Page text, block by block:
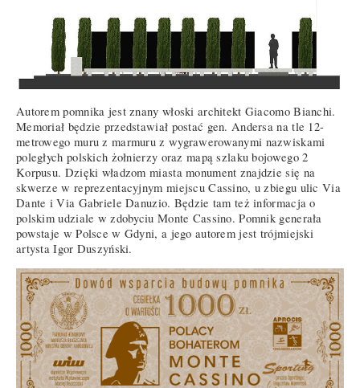
Autorem pomnika jest znany włoski architekt Giacomo Bianchi.
Memoriał będzie przedstawiał postać gen. Andersa na tle 12-
metrowego muru z marmuru z wygrawerowanymi nazwiskami
poległych polskich żołnierzy oraz mapą szlaku bojowego 2
Korpusu. Dzięki władzom miasta monument znajdzie się na
skwerze w reprezentacyjnym miejscu Cassino, u zbiegu ulic Via
Dante i Via Gabriele Danuzio. Będzie tam też informacja o
polskim udziale w zdobyciu Monte Cassino. Pomnik generała
powstaje w Polsce w Gdyni, a jego autorem jest trójmiejski
artysta Igor Duszyński.